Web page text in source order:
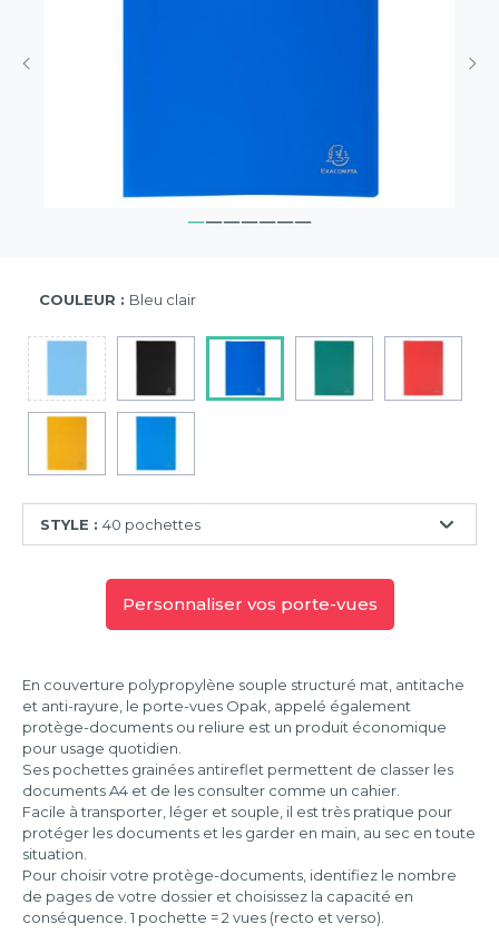
COULEUR : Bleu clair
STYLE : 40 pochettes
30
pochettes
40
pochettes
50
pochettes
60
pochettes
70
Personnaliser vos porte-vues
En couverture polypropylène souple structuré mat, antitache
et anti-rayure, le porte-vues Opak, appelé également
protège-documents ou reliure est un produit économique
pour usage quotidien.
Ses pochettes grainées antireflet permettent de classer les
documents A4 et de les consulter comme un cahier.
Facile à transporter, léger et souple, il est très pratique pour
protéger les documents et les garder en main, au sec en toute
situation.
Pour choisir votre protège-documents, identifiez le nombre
de pages de votre dossier et choisissez la capacité en
conséquence. 1 pochette = 2 vues (recto et verso).